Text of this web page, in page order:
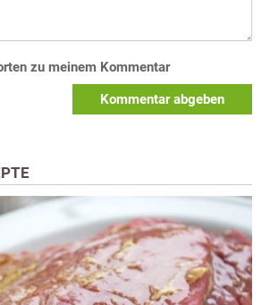
zu meinem Kommentar
Kommentar abgeben